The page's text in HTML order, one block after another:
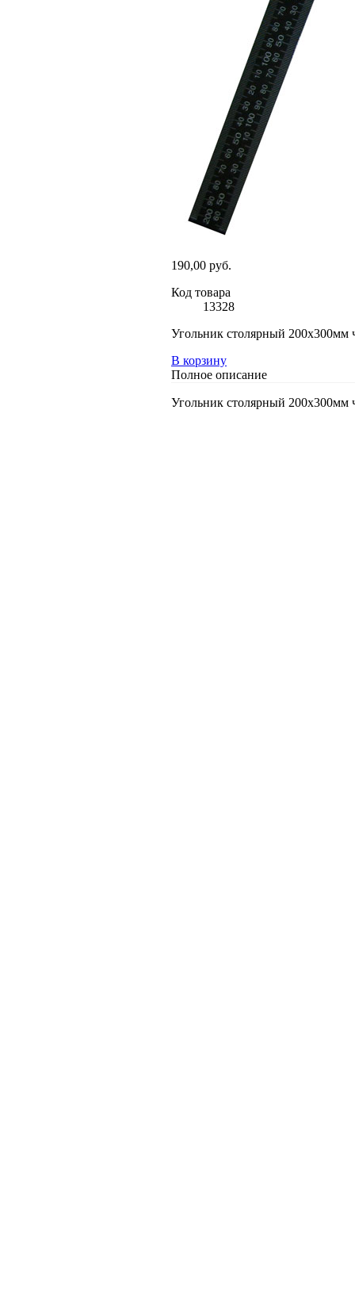
190,00 руб.
Код товара
13328
Угольник столярный 200х300мм
В корзину
Полное описание
Угольник столярный 200х300мм